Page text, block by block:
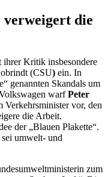
die
ihrer Kritik insbesondere
(CSU) ein. In
genannten Skandals um
warfPeter
Verkehrsminister vor, den
die Arbeit.
der „Blauen Plakette“.
umwelt- und
zum